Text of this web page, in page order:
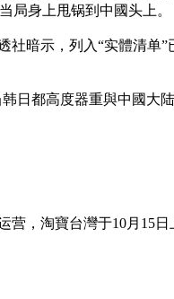
局身上甩锅到中國头上。
社暗示，列入“实體清单”
日都高度器重與中國大
营，淘寶台灣于10月15日